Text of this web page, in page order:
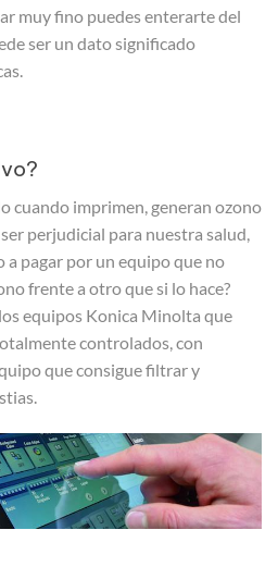
muy fino puedes enterarte del
ser un dato significado
cuando imprimen, generan ozono
perjudicial para nuestra salud,
a pagar por un equipo que no
frente a otro que si lo hace?
equipos Konica Minolta que
controlados, con
que consigue filtrar y